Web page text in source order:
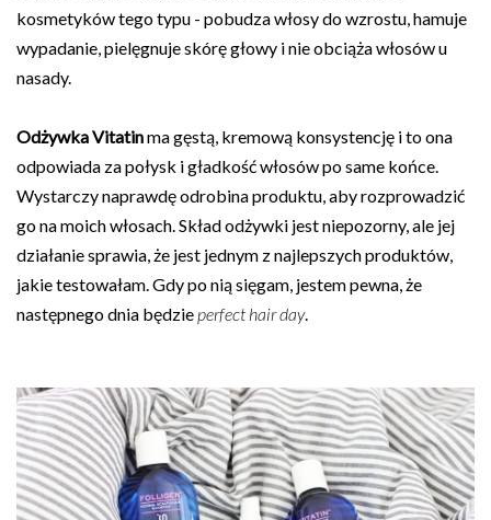
kosmetyków tego typu - pobudza włosy do wzrostu, hamuje
wypadanie, pielęgnuje skórę głowy i nie obciąża włosów u
nasady.
Odżywka Vitatinma gęstą, kremową konsystencję i to ona
odpowiada za połysk i gładkość włosów po same końce.
Wystarczy naprawdę odrobina produktu, aby rozprowadzić
go na moich włosach. Skład odżywki jest niepozorny, ale jej
działanie sprawia, że jest jednym z najlepszych produktów,
jakie testowałam. Gdy po nią sięgam, jestem pewna, że
następnego dnia będzie perfect hair day.